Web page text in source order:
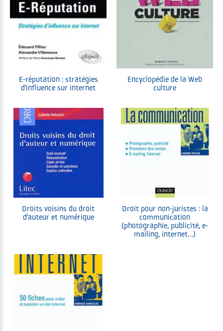
E-réputation : stratégies
d'influence sur internet
Encyclopédie de la Web
culture
Droits voisins du droit
d'auteur et numérique
Droit pour non-juristes : la
communication
(photographie, publicité, e-
mailing, internet...)